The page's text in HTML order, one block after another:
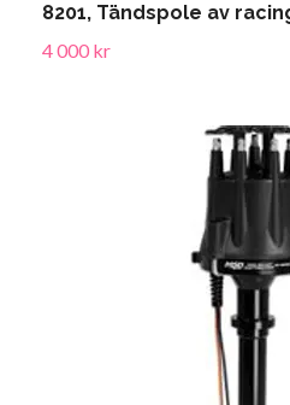
8201, Tändspole av
4 000 kr